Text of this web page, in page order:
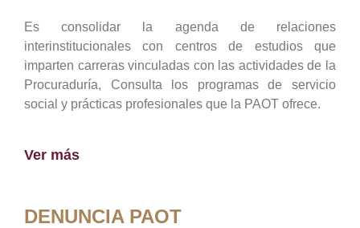
Es consolidar la agenda de relaciones
interinstitucionales con centros de estudios que
imparten carreras vinculadas con las actividades de la
Procuraduría, Consulta los programas de servicio
social y prácticas profesionales que la PAOT ofrece.
Ver más
DENUNCIA PAOT